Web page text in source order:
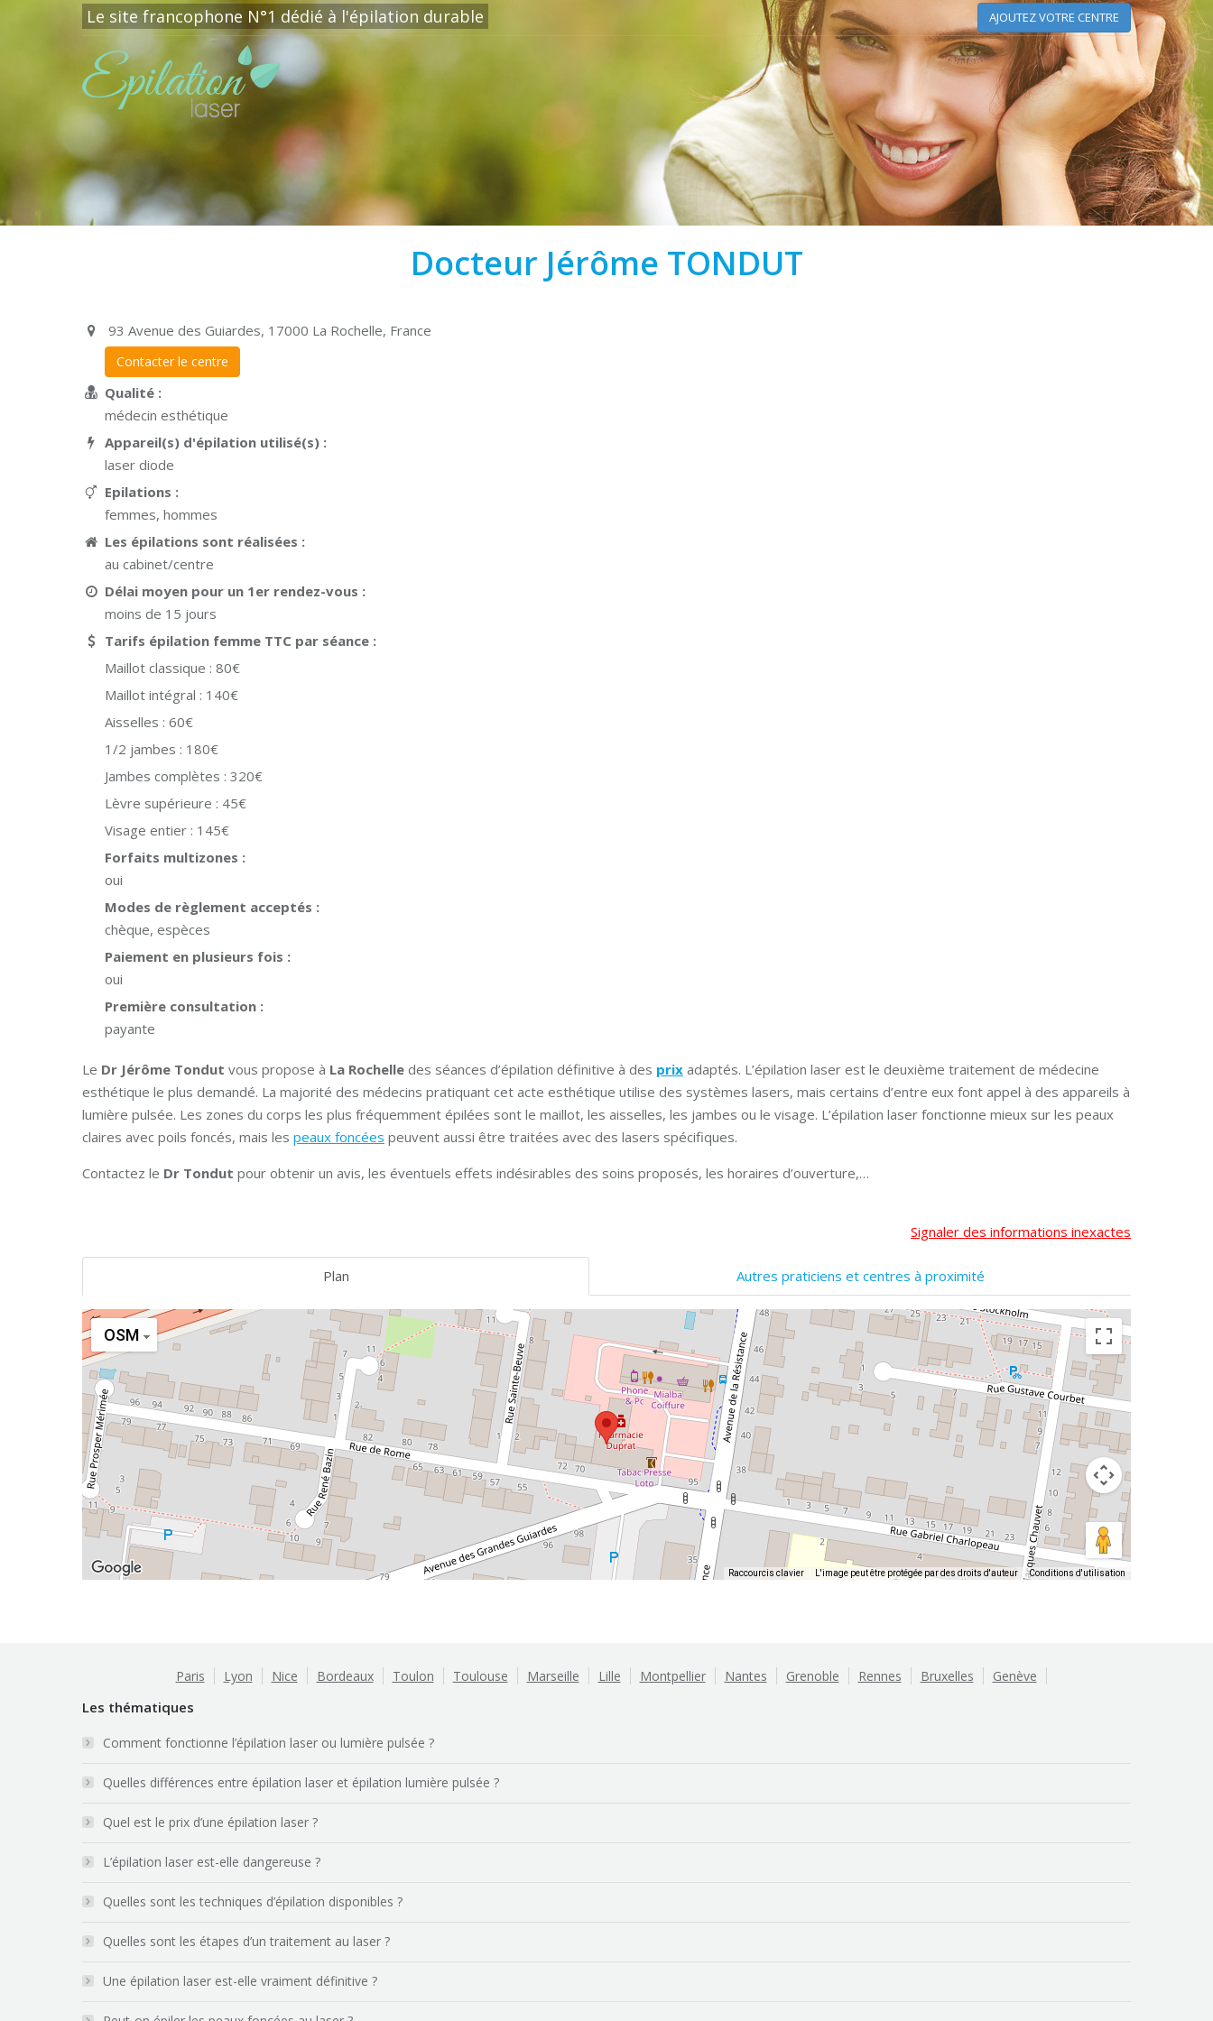
Le site francophone N°1 dédié à l'épilation durable AJOUTEZ VOTRE CENTRE
Docteur Jérôme TONDUT
93 Avenue des Guiardes, 17000 La Rochelle, France
Contacter le centre
Qualité :
médecin esthétique
Appareil(s) d'épilation utilisé(s) :
laser diode
Epilations :
femmes, hommes
Les épilations sont réalisées :
au cabinet/centre
Délai moyen pour un 1er rendez-vous :
moins de 15 jours
Tarifs épilation femme TTC par séance :
Maillot classique : 80€
Maillot intégral : 140€
Aisselles : 60€
1/2 jambes : 180€
Jambes complètes : 320€
Lèvre supérieure : 45€
Visage entier : 145€
Forfaits multizones :
oui
Modes de règlement acceptés :
chèque, espèces
Paiement en plusieurs fois :
oui
Première consultation :
payante
Le Dr Jérôme Tondut vous propose à La Rochelle des séances d’épilation définitive à des prix adaptés. L’épilation laser est le deuxième traitement de médecine
esthétique le plus demandé. La majorité des médecins pratiquant cet acte esthétique utilise des systèmes lasers, mais certains d’entre eux font appel à des appareils à
lumière pulsée. Les zones du corps les plus fréquemment épilées sont le maillot, les aisselles, les jambes ou le visage. L’épilation laser fonctionne mieux sur les peaux
claires avec poils foncés, mais les peaux foncées peuvent aussi être traitées avec des lasers spécifiques.
Contactez le Dr Tondut pour obtenir un avis, les éventuels effets indésirables des soins proposés, les horaires d’ouverture,…
Signaler des informations inexactes
Plan Autres praticiens et centres à proximité
OSM
Raccourcis clavier L'image peut être protégée par des droits d'auteur Conditions d'utilisation
Paris Lyon Nice Bordeaux Toulon Toulouse Marseille Lille Montpellier Nantes Grenoble Rennes Bruxelles Genève
Les thématiques
Comment fonctionne l’épilation laser ou lumière pulsée ?
Quelles différences entre épilation laser et épilation lumière pulsée ?
Quel est le prix d’une épilation laser ?
L’épilation laser est-elle dangereuse ?
Quelles sont les techniques d’épilation disponibles ?
Quelles sont les étapes d’un traitement au laser ?
Une épilation laser est-elle vraiment définitive ?